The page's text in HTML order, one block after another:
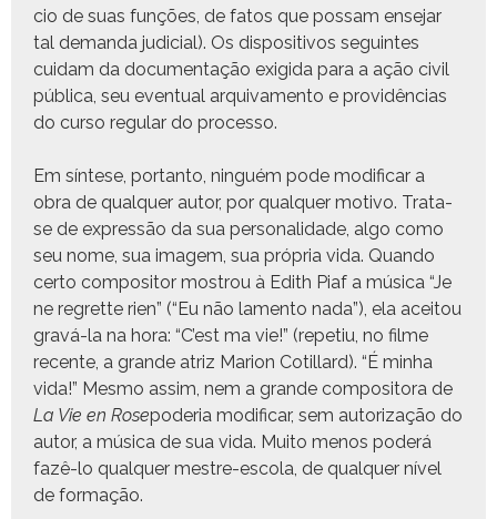
cio de suas funções, de fatos que pos­sam ense­jar
tal deman­da judi­cial). Os dis­pos­i­tivos seguintes
cuidam da doc­u­men­tação exigi­da para a ação civ­il
públi­ca, seu even­tu­al arquiv­a­men­to e providên­cias
do cur­so reg­u­lar do processo.
Em sín­tese, por­tan­to, ninguém pode mod­i­ficar a
obra de qual­quer autor, por qual­quer moti­vo. Tra­ta-
se de expressão da sua per­son­al­i­dade, algo como
seu nome, sua imagem, sua própria vida. Quan­do
cer­to com­pos­i­tor mostrou à Edith Piaf a músi­ca “Je
ne regrette rien” (“Eu não lamen­to nada”), ela aceitou
gravá-la na hora: “C’est ma vie!” (repetiu, no filme
recente, a grande atriz Mar­i­on Cotil­lard). “É min­ha
vida!” Mes­mo assim, nem a grande com­pos­i­to­ra de
La Vie en Rosepode­ria mod­i­ficar, sem autor­iza­ção do
autor, a músi­ca de sua vida. Muito menos poderá
fazê-lo qual­quer mestre-esco­la, de qual­quer nív­el
de formação.